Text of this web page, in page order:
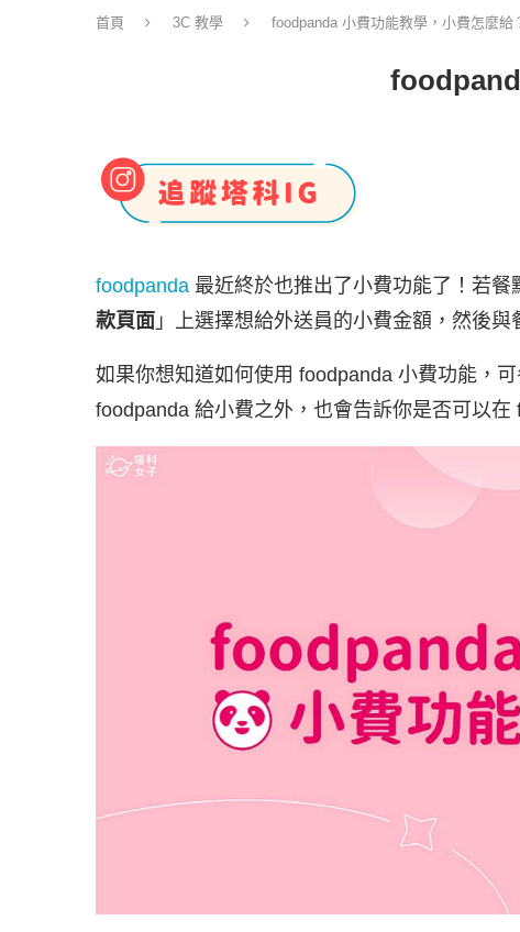
首頁 3C 教學 foodpanda 小費功能教學，小費怎麼給
foodpanda 最近終於也推出了小費功能了！若餐
款頁面 」上選擇想給外送員的小費金額，然後
如果你想知道如何使用 foodpanda 小費功能，
foodpanda 給小費之外，也會告訴你是否可以在